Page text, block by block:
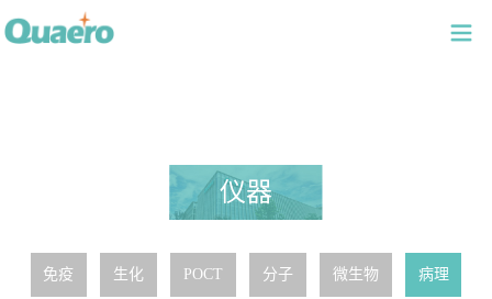
仪器
免疫 生化 POCT 分子 微生物 病理